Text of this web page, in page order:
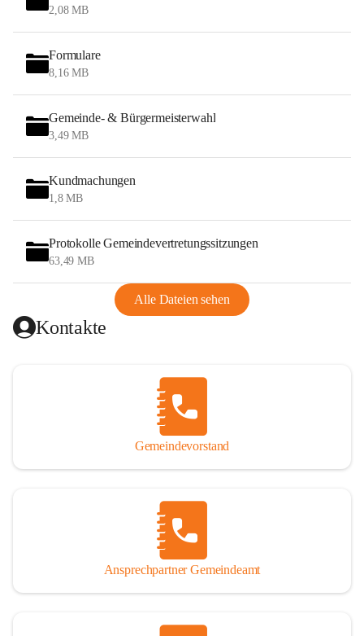
2,08 MB
Formulare
8,16 MB
Gemeinde- & Bürgermeisterwahl
3,49 MB
Kundmachungen
1,8 MB
Protokolle Gemeindevertretungssitzungen
63,49 MB
Alle Dateien sehen
Kontakte
Gemeindevorstand
Ansprechpartner Gemeindeamt